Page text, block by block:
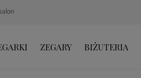
ZEGARY BIŻUTERIA